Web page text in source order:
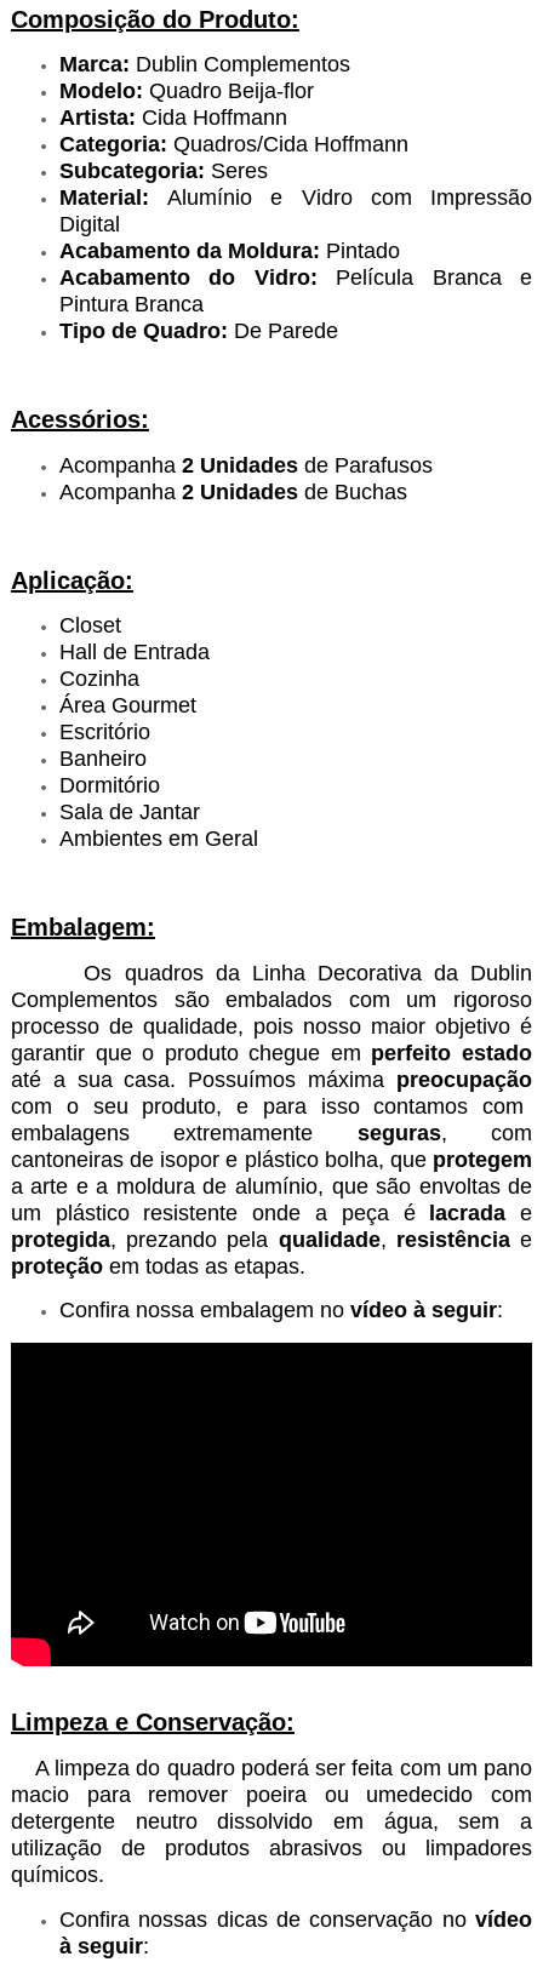
Composição do Produto:
Marca: Dublin Complementos
Modelo: Quadro Beija-flor
Artista: Cida Hoffmann
Categoria: Quadros/Cida Hoffmann
Subcategoria: Seres
Material:Alumínio e Vidro com Impressão
Digital
Acabamento da Moldura: Pintado
Acabamento do Vidro: Película Branca e
Pintura Branca
Tipo de Quadro: De Parede
Acessórios:
Acompanha 2 Unidadesde Parafusos
Acompanha 2 Unidades de Buchas
Aplicação:
Closet
Hall de Entrada
Cozinha
Área Gourmet
Escritório
Banheiro
Dormitório
Sala de Jantar
Ambientes em Geral
Embalagem:
Os quadros da Linha Decorativa da Dublin
Complementos são embalados com um rigoroso
processo de qualidade, pois nosso maior objetivo é
garantir que o produto chegue em perfeito estado
até a sua casa. Possuímos máxima preocupação
com o seu produto, e para issocontamos com
embalagens extremamente seguras, com
cantoneiras de isopor e plástico bolha, que protegem
a arte e a moldura de alumínio, que são envoltas de
um plástico resistente onde a peça é
lacrada e
protegida, prezando pela qualidade, resistênciae
proteçãoem todas as etapas.
Confira nossa embalagem no vídeo à seguir:
Limpeza e Conservação:
A limpeza do quadro poderá ser feita com um pano
macio para remover poeira ou umedecido com
detergente neutro dissolvido em água, sem a
utilização de produtos abrasivos ou limpadores
químicos.
Confira nossas dicas de conservação novídeo
à seguir: